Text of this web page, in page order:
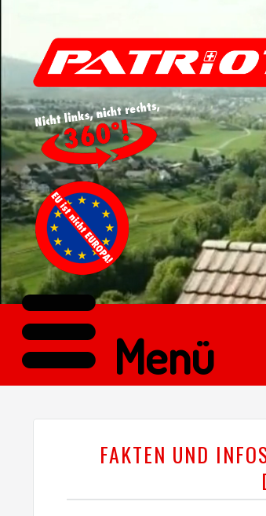
FAKTEN UND
Menü